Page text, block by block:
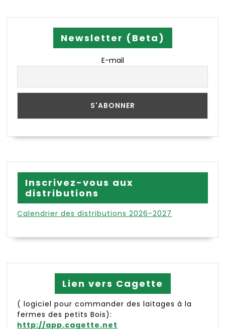
Newsletter (Beta)
E-mail
Inscrivez-vous aux
distributions
Calendrier des distributions 2026-2027
Lien vers Cagette
( logiciel pour commander des laitages à la
fermes des petits Bois):
http://app.cagette.net